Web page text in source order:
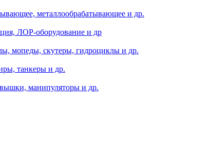
металлообрабатывающее и др.
ЛОР-оборудование и др
мопеды, скутеры, гидроциклы и др.
танкеры и др.
манипуляторы и др.